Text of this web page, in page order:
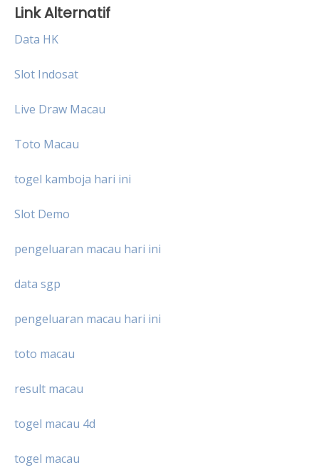
Link Alternatif
Data HK
Slot Indosat
Live Draw Macau
Toto Macau
togel kamboja hari ini
Slot Demo
pengeluaran macau hari ini
data sgp
pengeluaran macau hari ini
toto macau
result macau
togel macau 4d
togel macau